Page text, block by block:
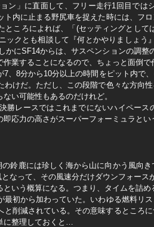
ン」に直面して、フリー走行1回目で
内に止まる野尻車を捉えた時には、フ
ころによれば、「(セッティングとし
クとも相談して『何とかやりましょう
にSF14からは、サスペンションの調
業することになるので、ちょっと面倒で
、8分から10分以上の時間をピット内で
けだ。ただし、この段階で色々な方向
い可能性もあるのだけれど。
勝レースではこれまでにないハイペー
応力の高さがスーパーフォーミュラとい
鈴鹿には珍しく海から山に向かう風向
なって、その風速分だけダウンフォー
いう概算になる。つまり、タイムを詰め
初から加わっていた。いわゆる燃料リ
削減されている。その意味するところ
整理しておくと…